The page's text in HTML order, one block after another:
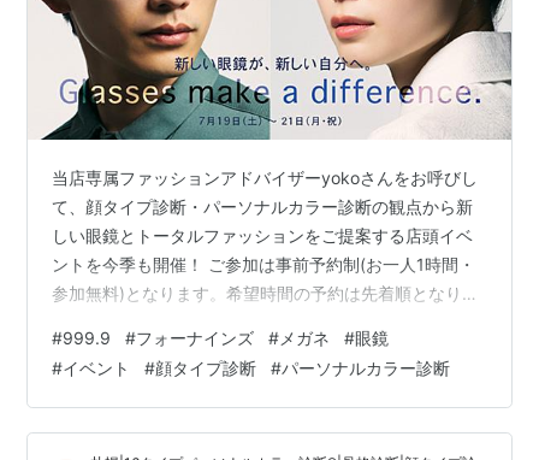
当店専属ファッションアドバイザーyokoさんをお呼びし
て、顔タイプ診断・パーソナルカラー診断の観点から新
しい眼鏡とトータルファッションをご提案する店頭イベ
ントを今季も開催！ ご参加は事前予約制(お一人1時間・
参加無料)となります。希望時間の予約は先着順となりま
ト概要をご確認いただきお早めにご予約下さい！ ※会期
中は特別営業時間、イベントご予約の方優先でのご案内
とさせていただきます。 ▼イベント概要は画像タップま
たはこちらから！▼ www.four9.jp ご来店ご検討の方は
#999.9 #フォーナインズ # メガネ #眼鏡
#イベント #顔タイプ診断 #パーソナルカラー診断